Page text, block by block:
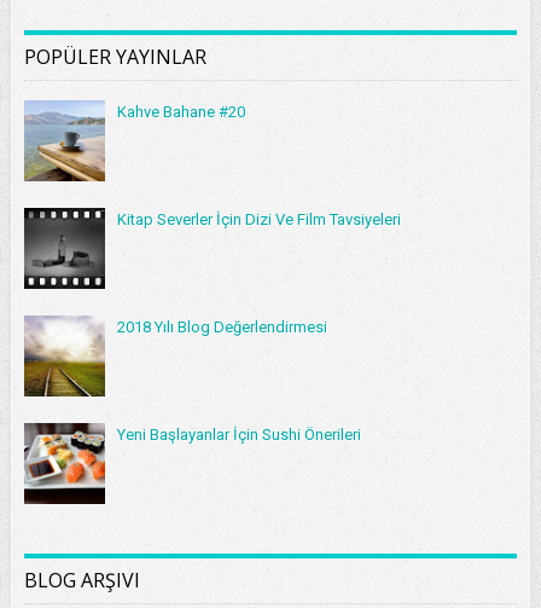
POPÜLER YAYINLAR
Kahve Bahane #20
Kitap Severler İçin Dizi Ve Film Tavsiyeleri
2018 Yılı Blog Değerlendirmesi
Yeni Başlayanlar İçin Sushi Önerileri
BLOG ARŞIVI